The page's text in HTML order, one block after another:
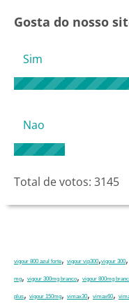
Gosta do nosso
Sim
Nao
Total de votos: 3145
vigour 800 azul forte, vigour vip300,vigour 300,
mg, vigour 300mg branco, vigour 800mg
plus, vigour 150mg, vimax30, vimax60,